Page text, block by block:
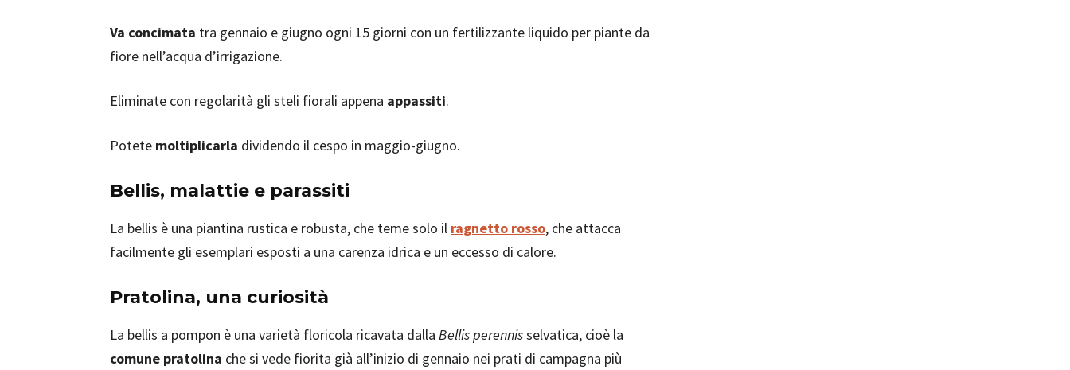
Va concimata tra gennaio e giugno ogni 15 giorni con un fertilizzante liquido per piante da
fiore nell’acqua d’irrigazione.
Eliminate con regolarità gli steli fiorali appena appassiti.
Potete moltiplicarla dividendo il cespo in maggio-giugno.
Bellis, malattie e parassiti
La bellis è una piantina rustica e robusta, che teme solo il ragnetto rosso, che attacca
facilmente gli esemplari esposti a una carenza idrica e un eccesso di calore.
Pratolina, una curiosità
La bellis a pompon è una varietà floricola ricavata dalla Bellis perennisselvatica, cioè la
comune pratolina che si vede fiorita già all’inizio di gennaio nei prati di campagna più